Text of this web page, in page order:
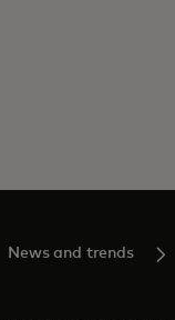
News and trends